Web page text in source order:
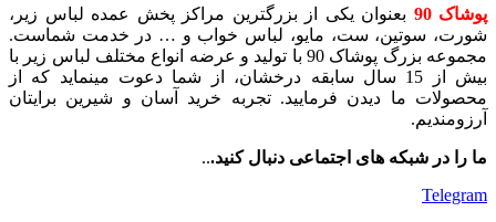
پوشاک 90
بعنوان یکی از بزرگترین مراکز پخش عمده لباس زیر،
شورت، سوتین، ست، مایو، لباس خواب و … در خدمت شماست.
مجموعه بزرگ پوشاک 90 با تولید و عرضه انواع مختلف لباس زیر با
بیش از 15 سال سابقه درخشان، از شما دعوت مینماید که از
محصولات ما دیدن فرمایید. تجربه خرید آسان و شیرین برایتان
آرزومندیم.
ما را در شبکه های اجتماعی دنبال کنید...
Telegram